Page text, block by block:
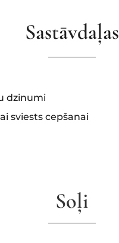
Sastāvdaļas
dzinumi
sviests cepšanai
Soļi